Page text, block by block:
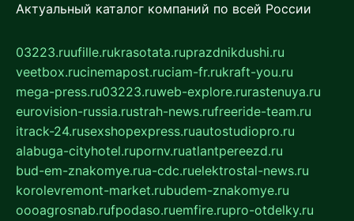
Актуальный каталог компаний по всей России
03223.ruufille.rukrasotata.ruprazdnikdushi.ru
veetbox.rucinemapost.ruciam-fr.rukraft-you.ru
mega-press.ru03223.ruweb-explore.rurastenuya.ru
eurovision-russia.rustrah-news.rufreeride-team.ru
itrack-24.rusexshopexpress.ruautostudiopro.ru
alabuga-cityhotel.rupornv.ruatlantpereezd.ru
bud-em-znakomye.rua-cdc.ruelektrostal-news.ru
korolevremont-market.rubudem-znakomye.ru
oooagrosnab.rufpodaso.ruemfire.rupro-otdelky.ru